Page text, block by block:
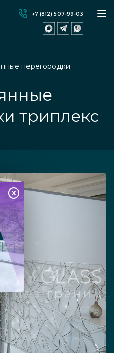
+7 (812) 507-99-03
перегородки
триплекс